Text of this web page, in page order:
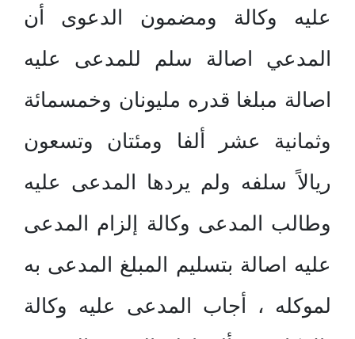
عليه وكالة ومضمون الدعوى أن
المدعي اصالة سلم للمدعى عليه
اصالة مبلغا قدره مليونان وخمسمائة
وثمانية عشر ألفا ومئتان وتسعون
ريالاً سلفه ولم يردها المدعى عليه
وطالب المدعى وكالة إلزام المدعى
عليه اصالة بتسليم المبلغ المدعى به
لموكله ، أجاب المدعى عليه وكالة